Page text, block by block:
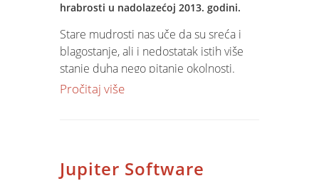
hrabrosti u nadolazećoj 2013. godini.
Stare mudrosti nas uče da su sreća i
blagostanje, ali i nedostatak istih više
stanje duha nego pitanje okolnosti.
Potaknuti tim razmišljanjima svima
živimo.
Pročitaj više
Jupiter Software